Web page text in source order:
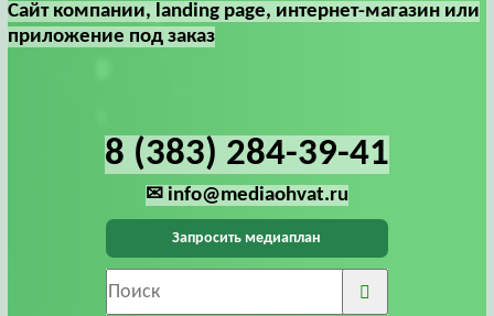
Сайт компании, landing page, интернет-магазин или
приложение под заказ
8 (383) 284-39-41
✉ info@mediaohvat.ru
Запросить медиаплан